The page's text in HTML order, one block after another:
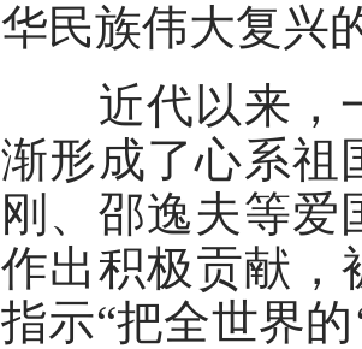
华民族伟大复兴
近代以来，一
渐形成了心系祖
刚、邵逸夫等
作出积极贡献，
指示“把全世界